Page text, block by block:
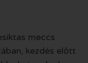
meccs
kezdés előtt